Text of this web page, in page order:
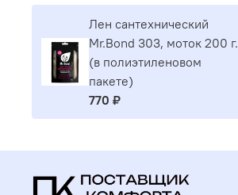
Лен сантехнический
Mr.Bond 303, моток 200 г.
(в полиэтиленовом
пакете)
770 ₽